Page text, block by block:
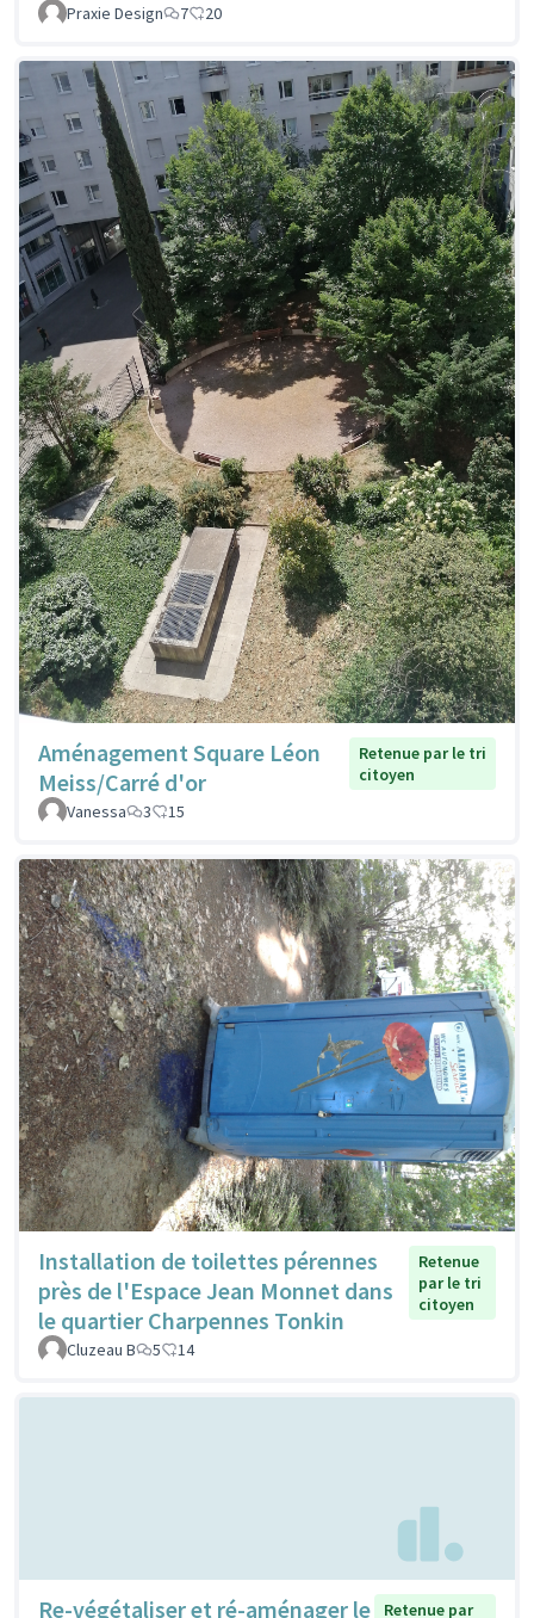
Praxie Design
7 20
Aménagement Square Léon
Meiss/Carré d'or
Retenue par le tri
citoyen
Vanessa
3 15
Installation de toilettes pérennes
près de l'Espace Jean Monnet dans
le quartier Charpennes Tonkin
Retenue
par le tri
citoyen
Cluzeau B 5 14
Re-végétaliser et ré-aménager le Retenue par